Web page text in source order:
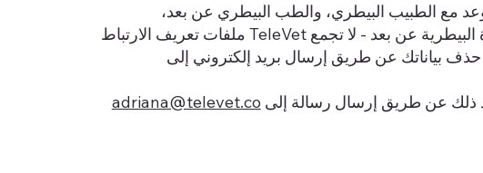
مع الطبيب البيطري، والطب البيطري عن بعد،
والاستشارة البيطرية عن بعد، والمشورة البيطرية عن بعد، والخبرة البيطرية عن بعد - لا تجمع TeleVet ملفات تعريف الارتباط
حذف بياناتك عن طريق إرسال بريد إلكتروني إلى
ذلك عن طريق إرسال رسالة إلى adriana@televet.co